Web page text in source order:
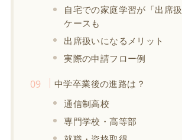
自宅での家庭学習が「出席
ケースも
出席扱いになるメリット
実際の申請フロー例
中学卒業後の進路は？
通信制高校
専門学校・高等部